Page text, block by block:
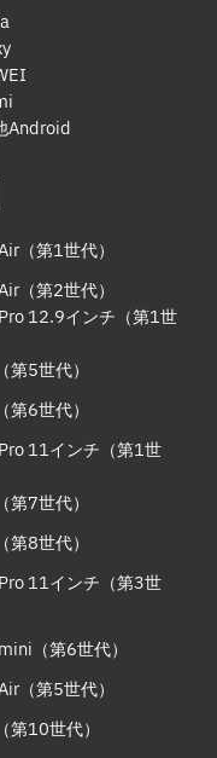
Android
（第1世代）
（第2世代）
12.9インチ（第1世
第5世代）
第6世代）
11インチ（第1世
第7世代）
第8世代）
11インチ（第3世
（第6世代）
（第5世代）
第10世代）